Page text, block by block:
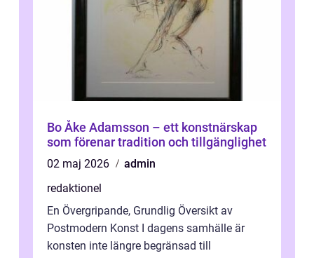
Bo Åke Adamsson – ett konstnärskap
som förenar tradition och tillgänglighet
02 maj 2026
admin
redaktionel
En Övergripande, Grundlig Översikt av
Postmodern Konst I dagens samhälle är
konsten inte längre begränsad till